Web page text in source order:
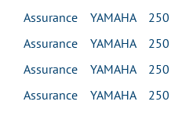
Assurance YAMAHA
Assurance YAMAHA
Assurance YAMAHA 250
Assurance YAMAHA